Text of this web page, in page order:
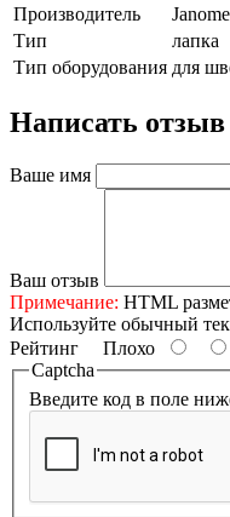
Производитель
Janome
Тип
лапка
Тип оборудования для
Написать отзыв
Ваше имя
Ваш отзыв
Примечание: HTML
Используйте обычный
Рейтинг Плохо
Captcha
Введите код в поле